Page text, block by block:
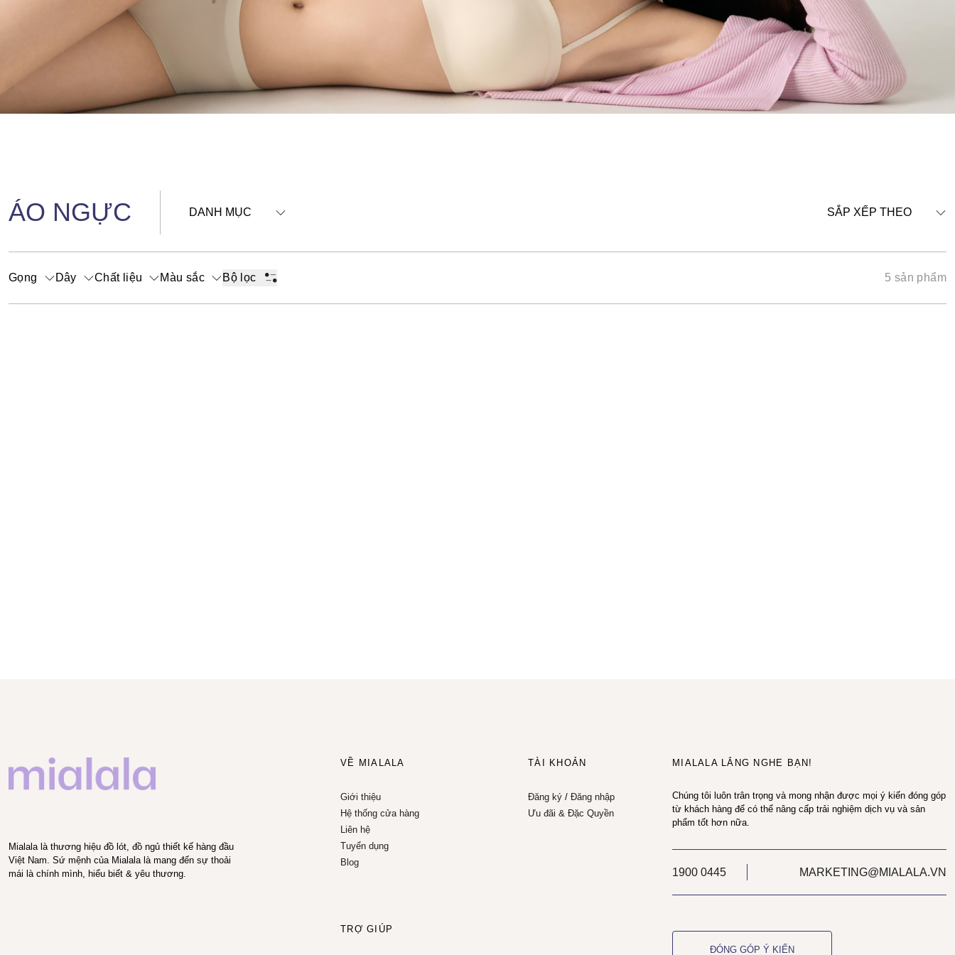
ÁO NGỰC DANH MỤC SẮP XẾP THEO
Gọng Dây Chất liệu Màu sắc Bộ lọc 5 sản phẩm
Mialala là thương hiệu đồ lót, đồ ngủ thiết kế hàng đầu
Việt Nam. Sứ mệnh của Mialala là mang đến sự thoải
mái là chính mình, hiểu biết & yêu thương.
VỀ MIALALA
Giới thiệu
Hệ thống cửa hàng
Liên hệ
Tuyển dụng
Blog
TÀI KHOẢN
Đăng ký/ Đăng nhập
Ưu đãi & Đặc Quyền
TRỢ GIÚP
MIALALA LẮNG NGHE BẠN!
Chúng tôi luôn trân trọng và mong nhận được mọi ý kiến đóng góp
từ khách hàng để có thể nâng cấp trải nghiệm dịch vụ và sản
phẩm tốt hơn nữa.
1900 0445 MARKETING@MIALALA.VN
ĐÓNG GÓP Ý KIẾN